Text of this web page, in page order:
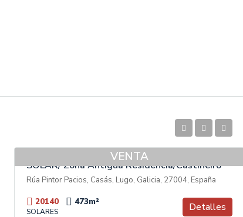
VENTA
SOLAR/ Zona Antigua Residencia/Castiñeiro
Rúa Pintor Pacios, Casás, Lugo, Galicia, 27004, España
20140 473m²
SOLARES Detalles